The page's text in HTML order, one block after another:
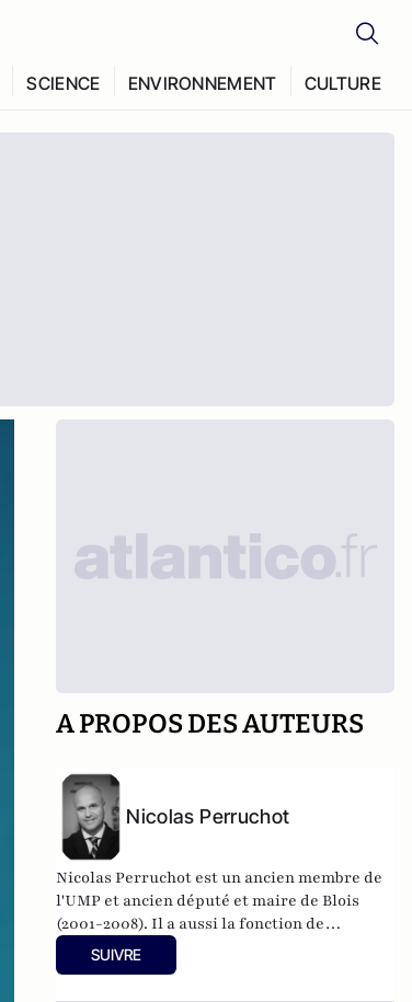
SCIENCE ENVIRONNEMENT CULTURE
A PROPOS DES AUTEURS
Nicolas Perruchot
Nicolas Perruchot est un ancien membre de
l'UMP et ancien député et maire de Blois
(2001-2008). Il a aussi la fonction de
président du Conseil départemental de
Loir-et-Cher. Nicolas Perruchot a dirigé une
SUIVRE